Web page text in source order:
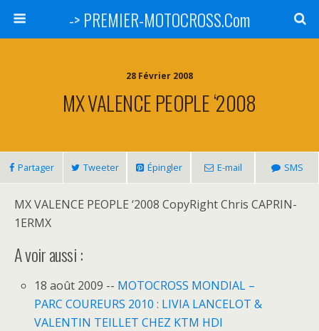
-> PREMIER-MOTOCROSS.Com
28 Février 2008
MX VALENCE PEOPLE ‘2008
Partager Tweeter Épingler E-mail SMS
MX VALENCE PEOPLE ‘2008 CopyRight Chris CAPRIN-
1ERMX
A voir aussi :
18 août 2009 -- MOTOCROSS MONDIAL –
PARC COUREURS 2010 : LIVIA LANCELOT &
VALENTIN TEILLET CHEZ KTM HDI